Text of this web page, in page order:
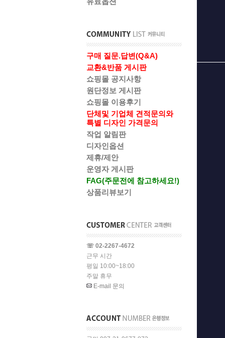
구매 질문.답변(Q&A)
교환&반품 게시판
쇼핑몰 공지사항
원단정보 게시판
쇼핑몰 이용후기
단체및 기업체 견적문의와
특별 디자인 가격문의
작업 알림판
디자인옵션
제휴/제안
운영자 게시판
FAG(주문전에 참고하세요!)
상품리뷰보기
☏ 02-2267-4672
근무 시간
평일 10:00~18:00
주말 휴무
E-mail 문의